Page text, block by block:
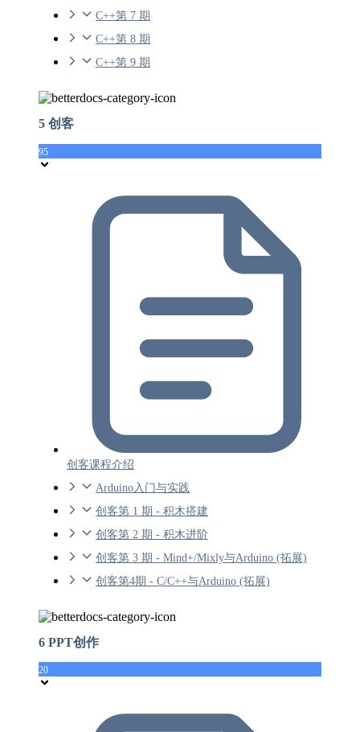
C++第 7 期
C++第 8 期
C++第 9 期
5 创客
95
创客课程介绍
Arduino入门与实践
创客第 1 期 - 积木搭建
创客第 2 期 - 积木进阶
创客第 3 期 - Mind+/Mixly与Arduino (拓展)
创客第4期 - C/C++与Arduino (拓展)
6 PPT创作
20